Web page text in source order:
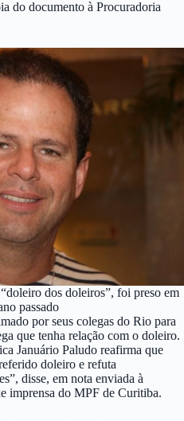
do documento à Procuradoria
dos doleiros”, foi preso em
passado
por seus colegas do Rio para
que tenha relação com o doleiro.
Januário Paludo reafirma que
doleiro e refuta
disse, em nota enviada à
imprensa do MPF de Curitiba.